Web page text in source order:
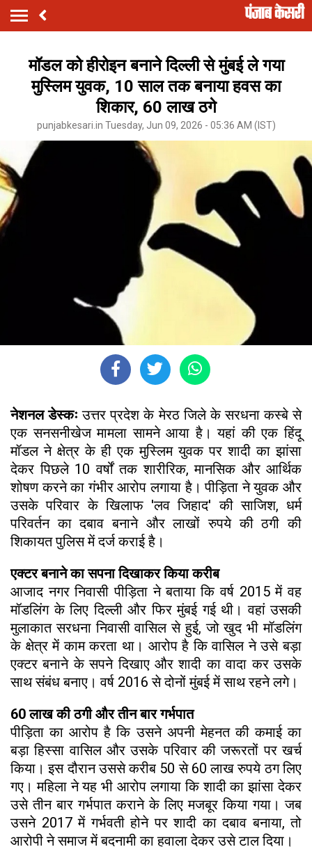
मॉडल को हीरोइन बनाने दिल्ली से मुंबई ले गया
मुस्लिम युवक, 10 साल तक बनाया हवस का
शिकार, 60 लाख ठगे
punjabkesari.in Tuesday, Jun 09, 2026 - 05:36 AM (IST)
नेशनल डेस्कःउत्तर प्रदेश के मेरठ जिले के सरधना कस्बे से
एक सनसनीखेज मामला सामने आया है। यहां की एक हिंदू
मॉडल ने क्षेत्र के ही एक मुस्लिम युवक पर शादी का झांसा
देकर पिछले 10 वर्षों तक शारीरिक, मानसिक और आर्थिक
शोषण करने का गंभीर आरोप लगाया है। पीड़िता ने युवक और
उसके परिवार के खिलाफ 'लव जिहाद' की साजिश, धर्म
परिवर्तन का दबाव बनाने और लाखों रुपये की ठगी की
शिकायत पुलिस में दर्ज कराई है।
एक्टर बनाने का सपना दिखाकर किया करीब
आजाद नगर निवासी पीड़िता ने बताया कि वर्ष 2015 में वह
मॉडलिंग के लिए दिल्ली और फिर मुंबई गई थी। वहां उसकी
मुलाकात सरधना निवासी वासिल से हुई, जो खुद भी मॉडलिंग
के क्षेत्र में काम करता था। आरोप है कि वासिल ने उसे बड़ा
एक्टर बनाने के सपने दिखाए और शादी का वादा कर उसके
साथ संबंध बनाए। वर्ष 2016 से दोनों मुंबई में साथ रहने लगे।
60 लाख की ठगी और तीन बार गर्भपात
पीड़िता का आरोप है कि उसने अपनी मेहनत की कमाई का
बड़ा हिस्सा वासिल और उसके परिवार की जरूरतों पर खर्च
किया। इस दौरान उससे करीब 50 से 60 लाख रुपये ठग लिए
गए। महिला ने यह भी आरोप लगाया कि शादी का झांसा देकर
उसे तीन बार गर्भपात कराने के लिए मजबूर किया गया। जब
उसने 2017 में गर्भवती होने पर शादी का दबाव बनाया, तो
आरोपी ने समाज में बदनामी का हवाला देकर उसे टाल दिया।